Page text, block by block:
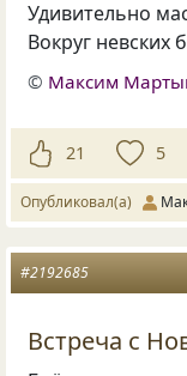
Удивительно
Вокруг невских
© Максим
21 5
Опубликовал(а)
#2192685
Встреча с